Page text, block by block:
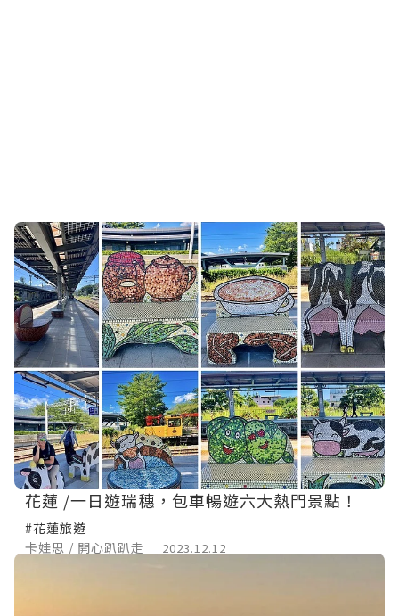
花蓮 /一日遊瑞穗，包車暢遊六大熱門景點！
#花蓮旅遊
卡娃思 / 開心趴趴走
2023.12.12